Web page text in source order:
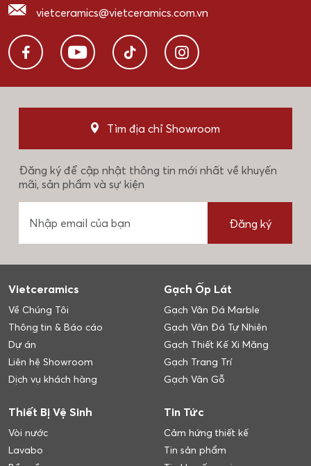
vietceramics@vietceramics.com.vn
Tìm địa chỉ Showroom
Đăng ký để cập nhật thông tin mới nhất về khuyến
mãi, sản phẩm và sự kiện
Đăng ký
Vietceramics
Về Chúng Tôi
Thông tin & Báo cáo
Dự án
Liên hệ Showroom
Dịch vụ khách hàng
Gạch Ốp Lát
Gạch Vân Đá Marble
Gạch Vân Đá Tự Nhiên
Gạch Thiết Kế Xi Măng
Gạch Trang Trí
Gạch Vân Gỗ
Thiết Bị Vệ Sinh
Vòi nước
Lavabo
Tin Tức
Cảm hứng thiết kế
Tin sản phẩm